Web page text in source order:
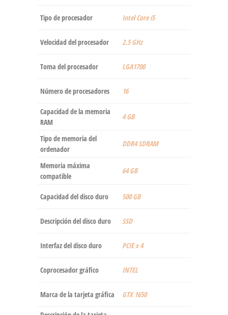
Tipo de procesador ‎Intel Core i5
Velocidad del procesador ‎2.5 GHz
Toma del procesador ‎LGA1700
Número de procesadores ‎16
Capacidad de la memoria
RAM
‎4 GB
Tipo de memoria del
ordenador
‎DDR4 SDRAM
Memoria máxima
compatible
‎64 GB
Capacidad del disco duro ‎500 GB
Descripción del disco duro ‎SSD
Interfaz del disco duro ‎PCIE x 4
Coprocesador gráfico ‎INTEL
Marca de la tarjeta gráfica ‎GTX 1650